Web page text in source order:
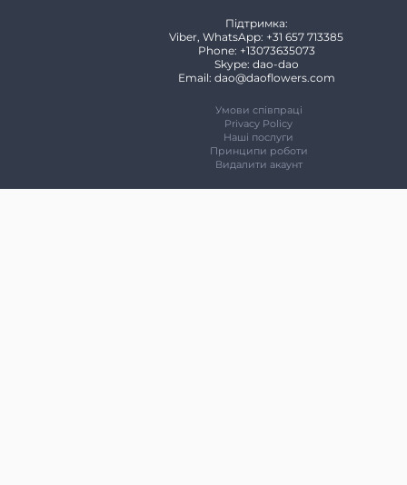
Підтримка:
Viber, WhatsApp: +31 657 713385
Phone: +13073635073
Skype: dao-dao
Email: dao@daoflowers.com
Умови співпраці
Privacy Policy
Наші послуги
Принципи роботи
Видалити акаунт